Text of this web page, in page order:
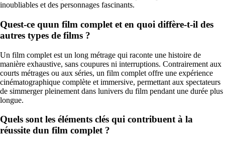
inoubliables et des personnages fascinants.
Quest-ce quun film complet et en quoi diffère-t-il des
autres types de films ?
Un film complet est un long métrage qui raconte une histoire de
manière exhaustive, sans coupures ni interruptions. Contrairement aux
courts métrages ou aux séries, un film complet offre une expérience
cinématographique complète et immersive, permettant aux spectateurs
de simmerger pleinement dans lunivers du film pendant une durée plus
longue.
Quels sont les éléments clés qui contribuent à la
réussite dun film complet ?